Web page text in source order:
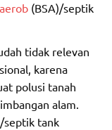
(BSA)/septik
tidak relevan
karena
polusi tanah
alam.
septik tank